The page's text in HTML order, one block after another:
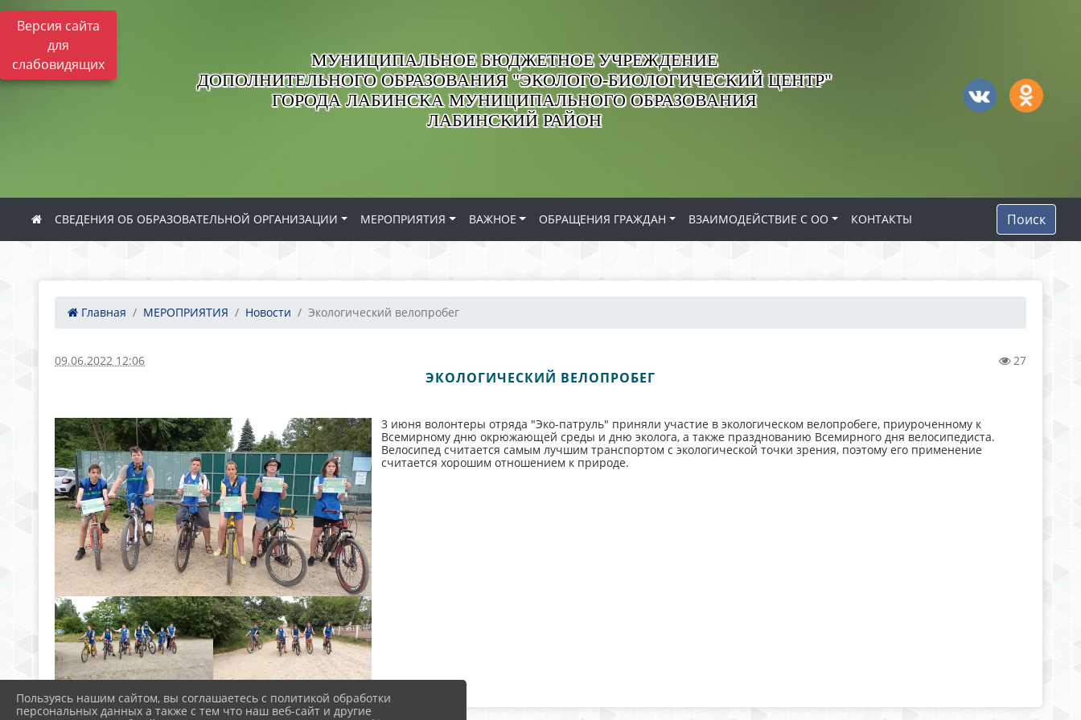
Версия сайта
для
слабовидящих
МУНИЦИПАЛЬНОЕ БЮДЖЕТНОЕ УЧРЕЖДЕНИЕ
ДОПОЛНИТЕЛЬНОГО ОБРАЗОВАНИЯ "ЭКОЛОГО-БИОЛОГИЧЕСКИЙ ЦЕНТР"
ГОРОДА ЛАБИНСКА МУНИЦИПАЛЬНОГО ОБРАЗОВАНИЯ
ЛАБИНСКИЙ РАЙОН
СВЕДЕНИЯ ОБ ОБРАЗОВАТЕЛЬНОЙ ОРГАНИЗАЦИИ МЕРОПРИЯТИЯ ВАЖНОЕ ОБРАЩЕНИЯ ГРАЖДАН ВЗАИМОДЕЙСТВИЕ С ОО КОНТАКТЫ Поиск
Главная МЕРОПРИЯТИЯ Новости Экологический велопробег
09.06.2022 12:06 27
ЭКОЛОГИЧЕСКИЙ ВЕЛОПРОБЕГ
3 июня волонтеры отряда "Эко-патруль" приняли участие в экологическом велопробеге, приуроченному к
Всемирному дню окрюжающей среды и дню эколога, а также празднованию Всемирного дня велосипедиста.
Велосипед считается самым лучшим транспортом с экологической точки зрения, поэтому его применение
считается хорошим отношением к природе.
Пользуясь нашим сайтом, вы соглашаетесь с политикой обработки
персональных данных а также с тем что наш веб-сайт и другие